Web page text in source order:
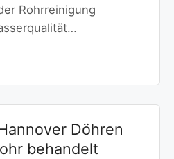
Rohrreinigung
Döhren
behandelt